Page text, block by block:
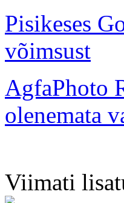
Pisikeses
võimsust
AgfaPhoto
olenemata
Viimati